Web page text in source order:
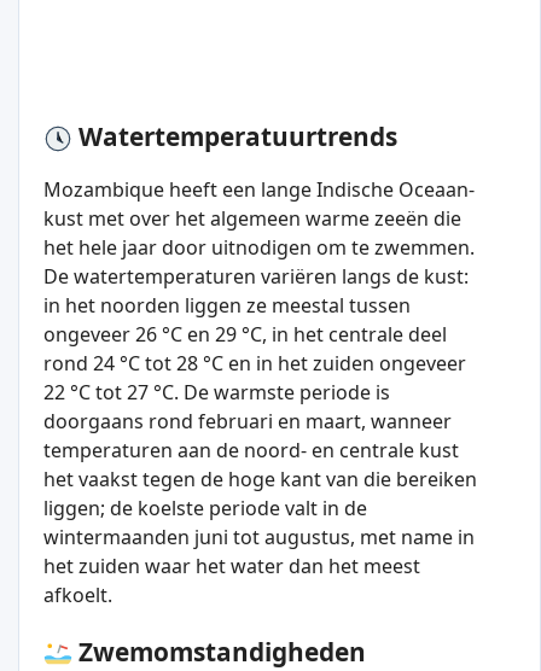
Watertemperatuurtrends
Mozambique heeft een lange Indische Oceaan-
kust met over het algemeen warme zeeën die
het hele jaar door uitnodigen om te zwemmen.
De watertemperaturen variëren langs de kust:
in het noorden liggen ze meestal tussen
ongeveer 26 °C en 29 °C, in het centrale deel
rond 24 °C tot 28 °C en in het zuiden ongeveer
22 °C tot 27 °C. De warmste periode is
doorgaans rond februari en maart, wanneer
temperaturen aan de noord- en centrale kust
het vaakst tegen de hoge kant van die bereiken
liggen; de koelste periode valt in de
wintermaanden juni tot augustus, met name in
het zuiden waar het water dan het meest
afkoelt.
Zwemomstandigheden